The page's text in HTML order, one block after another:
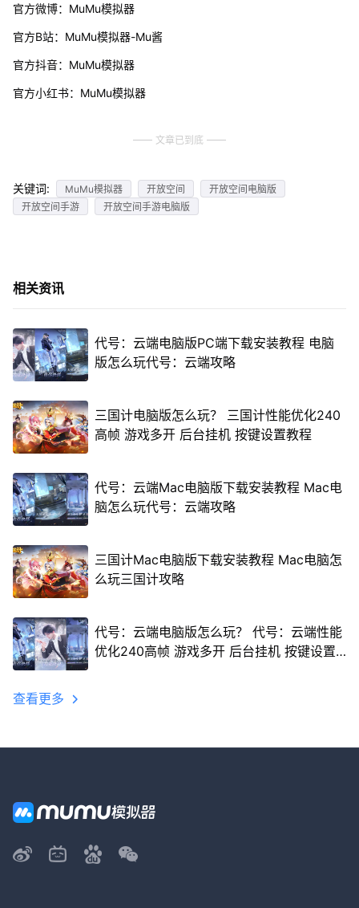
官方微博：MuMu模拟器
官方B站：MuMu模拟器-Mu酱
官方抖音：MuMu模拟器
官方小红书：MuMu模拟器
文章已到底
关键词: MuMu模拟器 开放空间
开放空间电脑版
开放空间手游
开放空间手游电脑版
相关资讯
代号：云端电脑版PC端下载安装教程 电脑
版怎么玩代号：云端攻略
三国计电脑版怎么玩？ 三国计性能优化240
高帧 游戏多开 后台挂机 按键设置教程
代号：云端Mac电脑版下载安装教程 Mac电
脑怎么玩代号：云端攻略
三国计Mac电脑版下载安装教程 Mac电脑怎
么玩三国计攻略
代号：云端电脑版怎么玩？ 代号：云端性能
优化240高帧 游戏多开 后台挂机 按键设置
查看更多